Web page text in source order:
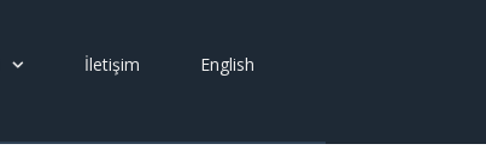
İletişim English